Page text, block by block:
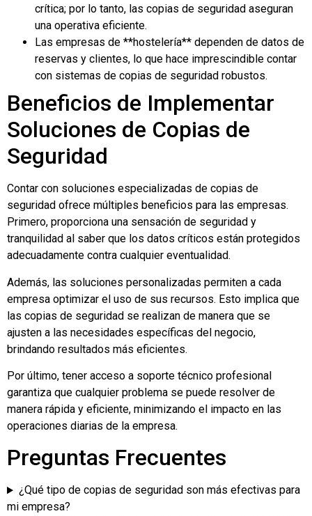
crítica; por lo tanto, las copias de seguridad aseguran
una operativa eficiente.
Las empresas de **hostelería** dependen de datos de
reservas y clientes, lo que hace imprescindible contar
con sistemas de copias de seguridad robustos.
Beneficios de Implementar
Soluciones de Copias de
Seguridad
Contar con soluciones especializadas de copias de
seguridad ofrece múltiples beneficios para las empresas.
Primero, proporciona una sensación de seguridad y
tranquilidad al saber que los datos críticos están protegidos
adecuadamente contra cualquier eventualidad.
Además, las soluciones personalizadas permiten a cada
empresa optimizar el uso de sus recursos. Esto implica que
las copias de seguridad se realizan de manera que se
ajusten a las necesidades específicas del negocio,
brindando resultados más eficientes.
Por último, tener acceso a soporte técnico profesional
garantiza que cualquier problema se puede resolver de
manera rápida y eficiente, minimizando el impacto en las
operaciones diarias de la empresa.
Preguntas Frecuentes
¿Qué tipo de copias de seguridad son más efectivas para
mi empresa?